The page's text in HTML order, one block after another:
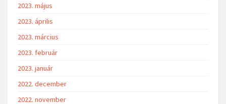
2023. május
2023. április
2023. március
2023. február
2023. január
2022. december
2022. november